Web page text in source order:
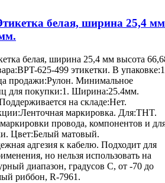
белая, ширина 25,4 мм
белая, ширина 25,4 мм высота
625-499 этикетки. В упаковке:1
продажи:Рулон. Минимальное
для покупки:1. Ширина:25.4мм.
на складе:Нет.
маркировка. Для:THT.
провода, компонентов и
Цвет:Белый матовый.
адгезия к кабелю. Подходит для
но нельзя использовать на
диапазон, градусов С, от -70 до
риббон, R-7961.